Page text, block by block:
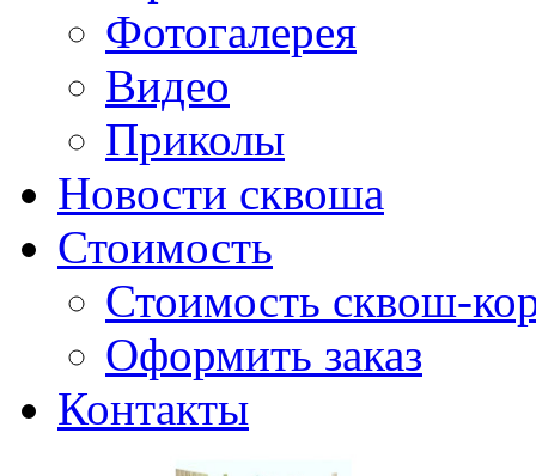
Фотогалерея
Видео
Приколы
Новости сквоша
Стоимость
Стоимость сквош-
Оформить заказ
Контакты